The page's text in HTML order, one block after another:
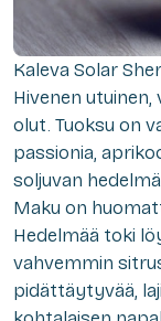
Kaleva Solar
Hivenen utuinen,
olut. Tuoksu on
passionia,
soljuvan
Maku on
Hedelmää toki
vahvemmin
pidättäytyvää,